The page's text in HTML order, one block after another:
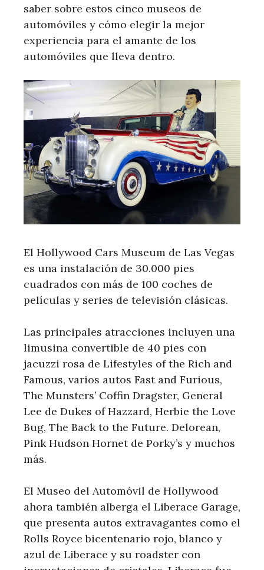
saber sobre estos cinco museos de
automóviles y cómo elegir la mejor
experiencia para el amante de los
automóviles que lleva dentro.
El Hollywood Cars Museum de Las Vegas
es una instalación de 30.000 pies
cuadrados con más de 100 coches de
películas y series de televisión clásicas.
Las principales atracciones incluyen una
limusina convertible de 40 pies con
jacuzzi rosa de Lifestyles of the Rich and
Famous, varios autos Fast and Furious,
The Munsters’ Coffin Dragster, General
Lee de Dukes of Hazzard, Herbie the Love
Bug, The Back to the Future. Delorean,
Pink Hudson Hornet de Porky’s y muchos
más.
El Museo del Automóvil de Hollywood
ahora también alberga el Liberace Garage,
que presenta autos extravagantes como el
Rolls Royce bicentenario rojo, blanco y
azul de Liberace y su roadster con